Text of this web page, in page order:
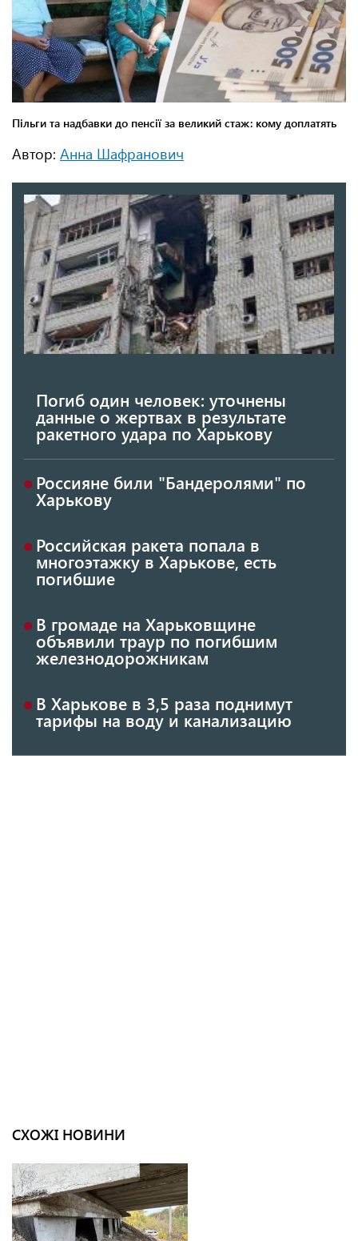
Автор: Анна Шафранович
Погиб один человек: уточнены
данные о жертвах в результате
ракетного удара по Харькову
Россияне били "Бандеролями" по
Харькову
Российская ракета попала в
многоэтажку в Харькове, есть
погибшие
В громаде на Харьковщине
объявили траур по погибшим
железнодорожникам
В Харькове в 3,5 раза поднимут
тарифы на воду и канализацию
СХОЖІ НОВИНИ